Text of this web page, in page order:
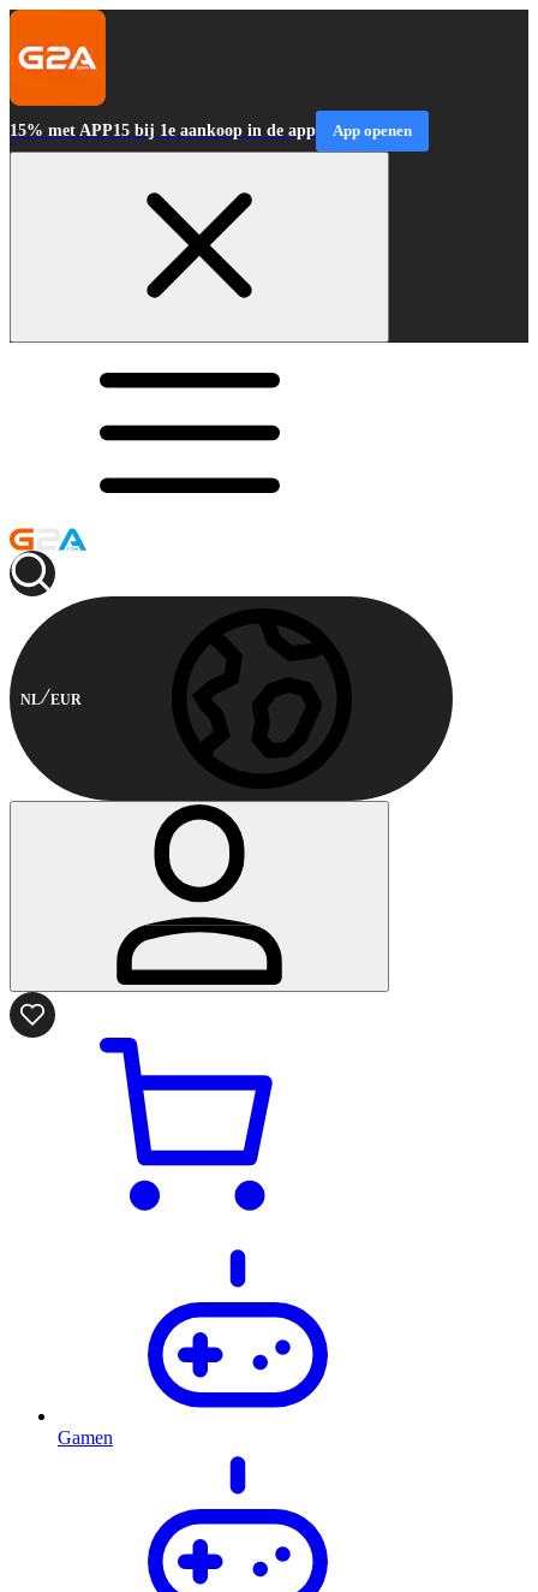
15% met APP15 bij 1e aankoop in de app App openen
NL EUR
Gamen